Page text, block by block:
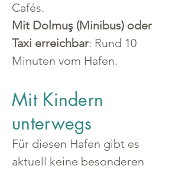
Cafés.
Mit Dolmuş (Minibus) oder
Taxi erreichbar: Rund 10
Minuten vom Hafen.
Mit Kindern
unterwegs
Für diesen Hafen gibt es
aktuell keine besonderen